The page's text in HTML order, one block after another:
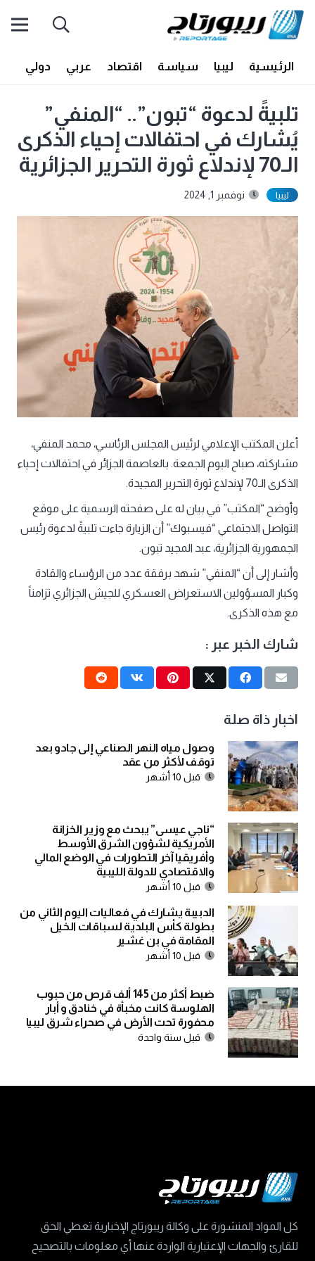
الرئيسية ليبيا سياسة اقتصاد عربي دولي
تلبيةً لدعوة “تبون”.. “المنفي”
يُشارك في احتفالات إحياء الذكرى
الـ70 لإندلاع ثورة التحرير الجزائرية
ليبيا نوفمبر 1, 2024
أعلن المكتب الإعلامي لرئيس المجلس الرئاسي، محمد المنفي،
مشاركته، صباح اليوم الجمعة. بالعاصمة الجزائر في احتفالات إحياء
الذكرى الـ70 لإندلاع ثورة التحرير المجيدة.
وأوضح “المكتب” في بيان له على صفحته الرسمية على موقع
التواصل الاجتماعي “فيسبوك” أن الزيارة جاءت تلبيةً لدعوة رئيس
الجمهورية الجزائرية، عبد المجيد تبون.
وأشار إلى أن “المنفي” شهد برفقة عدد من الرؤساء والقادة
وكبار المسؤولين الاستعراض العسكري للجيش الجزائري تزامناً
مع هذه الذكرى.
شارك الخبر عبر :
اخبار ذاة صلة
وصول مياه النهر الصناعي إلى جادو بعد
توقف لأكثر من عقد
قبل 10 أشهر
“ناجي عيسى” يبحث مع وزير الخزانة
الأمريكية لشؤون الشرق الأوسط
وأفريقيا آخر التطورات في الوضع المالي
والاقتصادي للدولة الليبية
قبل 10 أشهر
الدبيبة يشارك في فعاليات اليوم الثاني من
بطولة كأس البلدية لسباقات الخيل
المقامة في بن غشير
قبل 10 أشهر
ضبط أكثر من 145 ألف قرص من حبوب
الهلوسة كانت مخبأة في خنادق و أبار
محفورة تحت الأرض في صحراء شرق ليبيا
قبل سنة واحدة
كل المواد المنشورة على وكالة ريبورتاج الإخبارية تعطي الحق
للقارئ والجهات الإعتبارية الواردة عنها أي معلومات بالتصحيح